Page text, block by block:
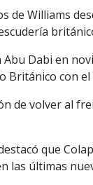
de Williams
Dabi en
con el
de volver al
que
las últimas